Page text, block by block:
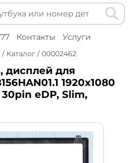
Контакты Услуги
/ Каталог / 00002462
дисплей для
1920x1080
eDP, Slim,